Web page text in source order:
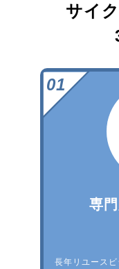
サイ
専
長年リユース